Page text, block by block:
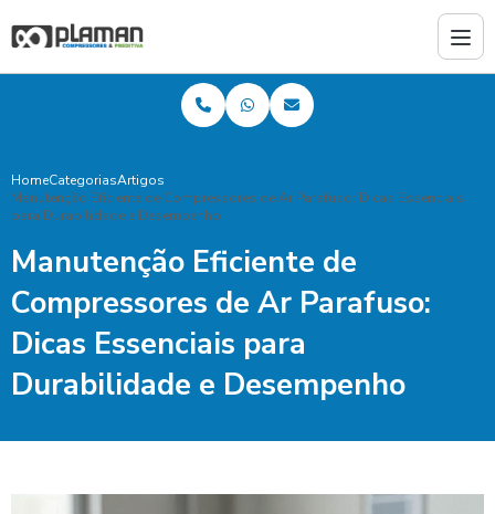
HomeCategoriasArtigos
Manutenção Eficiente de Compressores de Ar Parafuso: Dicas Essenciais
para Durabilidade e Desempenho
Manutenção Eficiente de
Compressores de Ar Parafuso:
Dicas Essenciais para
Durabilidade e Desempenho